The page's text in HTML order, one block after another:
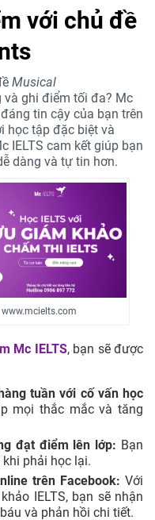
với chủ đề
Musical
và ghi điểm tối đa? Mc
tin cậy của bạn trên
học tập đặc biệt và
IELTS cam kết giúp bạn
dàng và tự tin hơn.
www.mcielts.com
Mc IELTS, bạn sẽ được
tuần với cố vấn học
mọi thắc mắc và tăng
đạt điểm lên lớp: Bạn
phải học lại.
trên Facebook: Với
IELTS, bạn sẽ nhận
và phản hồi chi tiết.